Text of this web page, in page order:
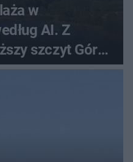
w
AI. Z
szczyt Gór